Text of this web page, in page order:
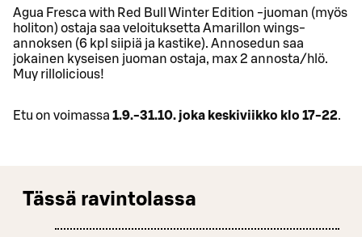
Agua Fresca with Red Bull Winter Edition -juoman (myös
holiton) ostaja saa veloituksetta Amarillon wings-
annoksen (6 kpl siipiä ja kastike). Annosedun saa
jokainen kyseisen juoman ostaja, max 2 annosta/hlö.
Muy rillolicious!
Etu on voimassa 1.9.-31.10. joka keskiviikko klo 17-22.
Tässä ravintolassa